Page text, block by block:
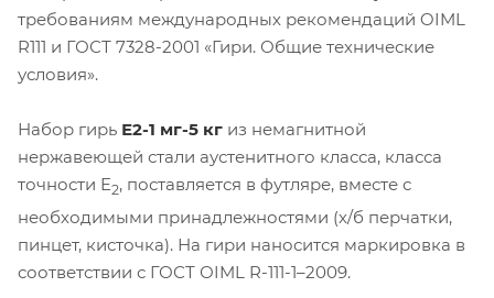
требованиям международных рекомендаций OIML
R111 и ГОСТ 7328-2001 «Гири. Общие технические
условия».
Набор гирь Е2-1 мг-5 кг из немагнитной
нержавеющей стали аустенитного класса, класса
точности E2, поставляется в футляре, вместе с
необходимыми принадлежностями (х/б перчатки,
пинцет, кисточка). На гири наносится маркировка в
соответствии с ГОСТ ОIML R-111-1–2009.